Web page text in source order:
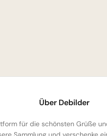
Über Debilder
für die schönsten Grüße